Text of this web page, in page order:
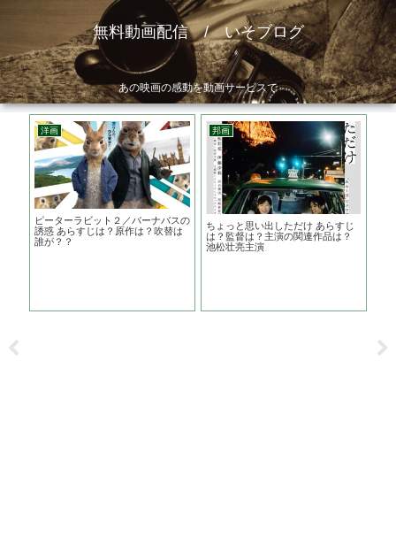
無料動画配信 / いそブログ
あの映画の感動を動画サービスで
洋画
ピーターラビット２／バーナバスの
誘惑 あらすじは？原作は？吹替は
誰が？？
邦画
ちょっと思い出しただけ あらすじ
は？監督は？主演の関連作品は？
池松壮亮主演